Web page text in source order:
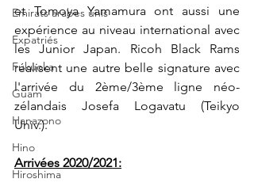
Emirats arabes unis
Expatriés
Fukuoka
Guam
Hanazono
Hino
Hiroshima
et Tomoya Yamamura ont aussi une
expérience au niveau international avec
les Junior Japan. Ricoh Black Rams
réalisent une autre belle signature avec
l'arrivée du 2ème/3ème ligne néo-
zélandais Josefa Logavatu (Teikyo
Univ.).
Arrivées 2020/2021: